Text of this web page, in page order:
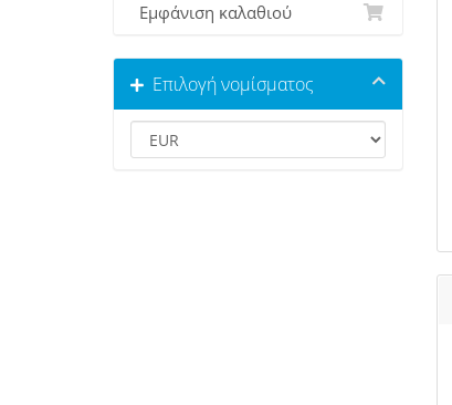
Εμφάνιση καλαθιού
Επιλογή νομίσματος